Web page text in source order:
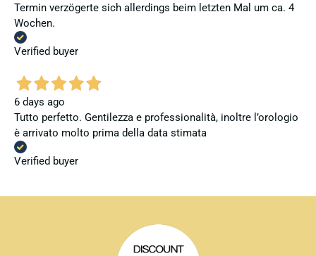
Termin verzögerte sich allerdings beim letzten Mal um ca. 4
Wochen.
Verified buyer
6 days ago
Tutto perfetto. Gentilezza e professionalità, inoltre l’orologio
è arrivato molto prima della data stimata
Verified buyer